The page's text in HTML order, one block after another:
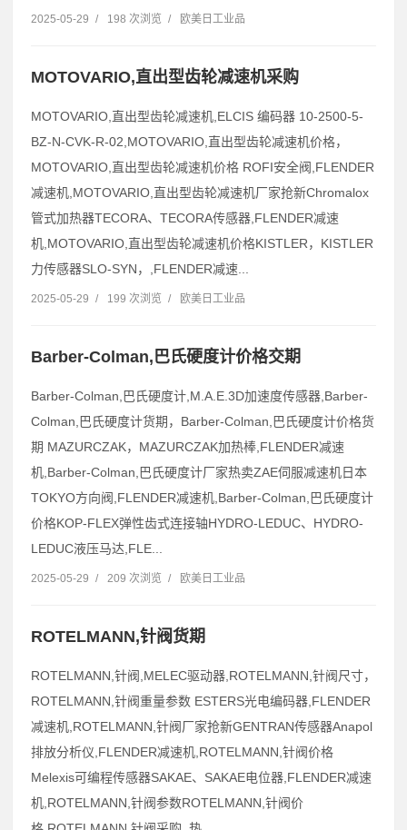
2025-05-29 / 198 次浏览 / 欧美日工业品
MOTOVARIO,直出型齿轮减速机采购
MOTOVARIO,直出型齿轮减速机,ELCIS 编码器 10-2500-5-
BZ-N-CVK-R-02,MOTOVARIO,直出型齿轮减速机价格，
MOTOVARIO,直出型齿轮减速机价格 ROFI安全阀,FLENDER
减速机,MOTOVARIO,直出型齿轮减速机厂家抢新Chromalox
管式加热器TECORA、TECORA传感器,FLENDER减速
机,MOTOVARIO,直出型齿轮减速机价格KISTLER，KISTLER
力传感器SLO-SYN，,FLENDER减速...
2025-05-29 / 199 次浏览 / 欧美日工业品
Barber-Colman,巴氏硬度计价格交期
Barber-Colman,巴氏硬度计,M.A.E.3D加速度传感器,Barber-
Colman,巴氏硬度计货期，Barber-Colman,巴氏硬度计价格货
期 MAZURCZAK，MAZURCZAK加热棒,FLENDER减速
机,Barber-Colman,巴氏硬度计厂家热卖ZAE伺服减速机日本
TOKYO方向阀,FLENDER减速机,Barber-Colman,巴氏硬度计
价格KOP-FLEX弹性齿式连接轴HYDRO-LEDUC、HYDRO-
LEDUC液压马达,FLE...
2025-05-29 / 209 次浏览 / 欧美日工业品
ROTELMANN,针阀货期
ROTELMANN,针阀,MELEC驱动器,ROTELMANN,针阀尺寸，
ROTELMANN,针阀重量参数 ESTERS光电编码器,FLENDER
减速机,ROTELMANN,针阀厂家抢新GENTRAN传感器Anapol
排放分析仪,FLENDER减速机,ROTELMANN,针阀价格
Melexis可编程传感器SAKAE、SAKAE电位器,FLENDER减速
机,ROTELMANN,针阀参数ROTELMANN,针阀价